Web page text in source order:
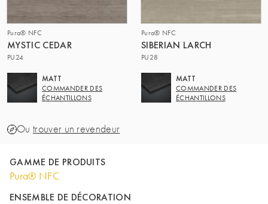
Pura® NFC
MYSTIC CEDAR
PU24
MATT
COMMANDER DES
ÉCHANTILLONS
Pura® NFC
SIBERIAN LARCH
PU28
MATT
COMMANDER DES
ÉCHANTILLONS
Ou trouver un revendeur
GAMME DE PRODUITS
Pura® NFC
ENSEMBLE DE DÉCORATION